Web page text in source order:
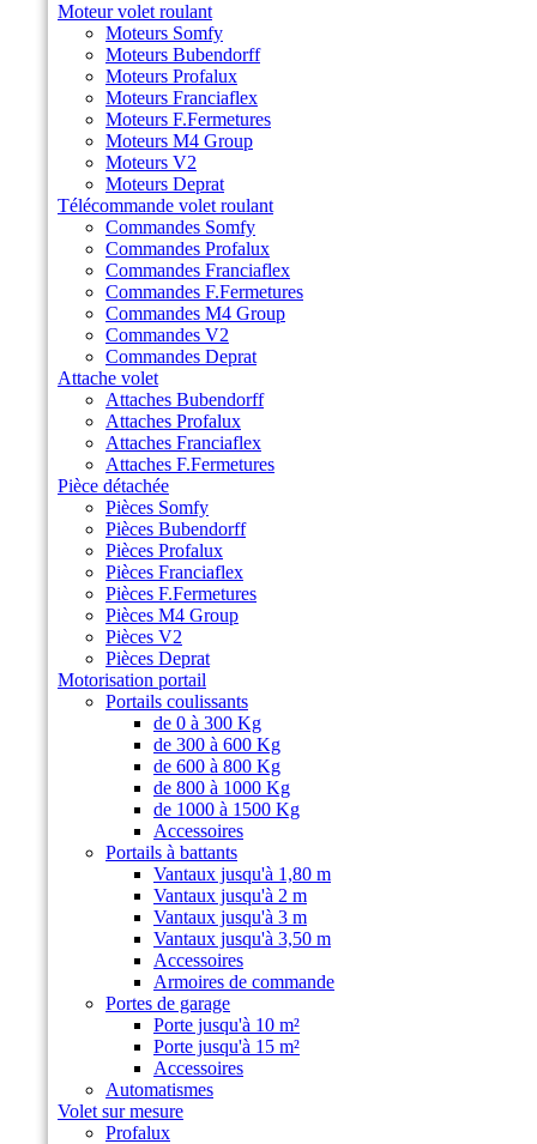
Moteur volet roulant
Moteurs Somfy
Moteurs Bubendorff
Moteurs Profalux
Moteurs Franciaflex
Moteurs F.Fermetures
Moteurs M4 Group
Moteurs V2
Moteurs Deprat
Télécommande volet roulant
Commandes Somfy
Commandes Profalux
Commandes Franciaflex
Commandes F.Fermetures
Commandes M4 Group
Commandes V2
Commandes Deprat
Attache volet
Attaches Bubendorff
Attaches Profalux
Attaches Franciaflex
Attaches F.Fermetures
Pièce détachée
Pièces Somfy
Pièces Bubendorff
Pièces Profalux
Pièces Franciaflex
Pièces F.Fermetures
Pièces M4 Group
Pièces V2
Pièces Deprat
Motorisation portail
Portails coulissants
de 0 à 300 Kg
de 300 à 600 Kg
de 600 à 800 Kg
de 800 à 1000 Kg
de 1000 à 1500 Kg
Accessoires
Portails à battants
Vantaux jusqu'à 1,80 m
Vantaux jusqu'à 2 m
Vantaux jusqu'à 3 m
Vantaux jusqu'à 3,50 m
Accessoires
Armoires de commande
Portes de garage
Porte jusqu'à 10 m²
Porte jusqu'à 15 m²
Accessoires
Automatismes
Volet sur mesure
Profalux